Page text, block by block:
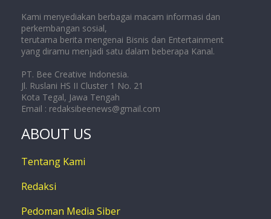
Kami menyediakan berbagai macam informasi dan
perkembangan sosial,
terutama berita mengenai Bisnis dan Entertainment
yang diramu menjadi satu dalam beberapa Kanal.
PT. Bee Creative Indonesia.
Jl. Ruslani HS II Cluster 1 No. 21
Kota Tegal, Jawa Tengah
Email : redaksibeenews@gmail.com
ABOUT US
Tentang Kami
Redaksi
Pedoman Media Siber